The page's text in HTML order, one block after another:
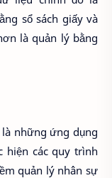
sổ sách giấy và
là quản lý bằng
những ứng dụng
hiện các quy trình
quản lý nhân sự